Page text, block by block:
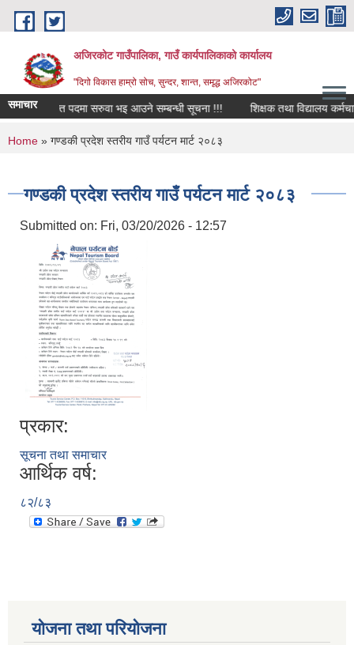
Skip to main content
अजिरकोट गाउँपालिका, गाउँ कार्यपालिकाको कार्यालय
"दिगो विकास हाम्रो सोच, सुन्दर, शान्त, समृद्ध अजिरकोट"
समाचाररिक्त पदमा सरुवा भइ आउने सम्बन्धी सूचना !!! शिक्षक तथा विद्यालय
You are here
Home » गण्डकी प्रदेश स्तरीय गाउँ पर्यटन मार्ट २०८३
गण्डकी प्रदेश स्तरीय गाउँ पर्यटन मार्ट २०८३
Submitted on: Fri, 03/20/2026 - 12:57
प्रकार:
सूचना तथा समाचार
आर्थिक वर्ष:
८२/८३
योजना तथा परियोजना